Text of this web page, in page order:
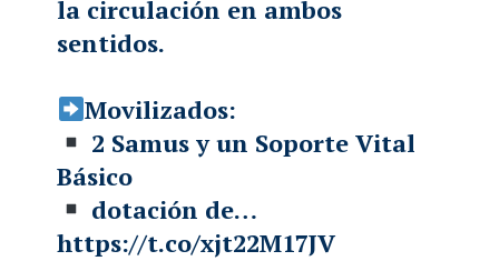
la circulación en ambos
sentidos.
Movilizados:
2 Samus y un Soporte Vital
Básico
dotación de…
https://t.co/xjt22M17JV